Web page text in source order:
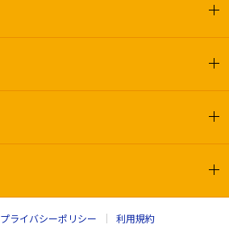
プライバシーポリシー
利用規約